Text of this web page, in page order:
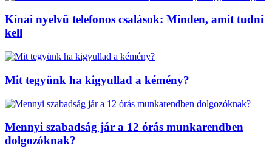
Kínai nyelvű telefonos csalások: Minden, amit tudni
kell
Mit tegyünk ha kigyullad a kémény?
Mennyi szabadság jár a 12 órás munkarendben
dolgozóknak?